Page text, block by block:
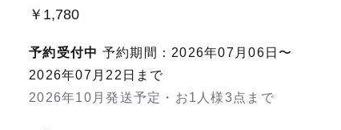
￥1,780
予約受付中 予約期間：2026年07月06日〜
2026年07月22日まで
2026年10月発送予定・お1人様3点まで